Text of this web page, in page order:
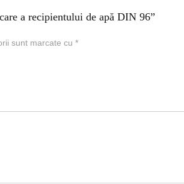
a recipientului de apă DIN 96”
sunt marcate cu *